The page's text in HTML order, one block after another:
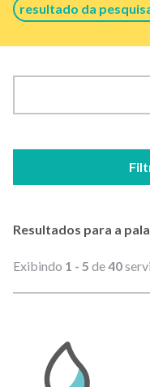
resultado da
Resultados para a
Exibindo 1 - 5 de40